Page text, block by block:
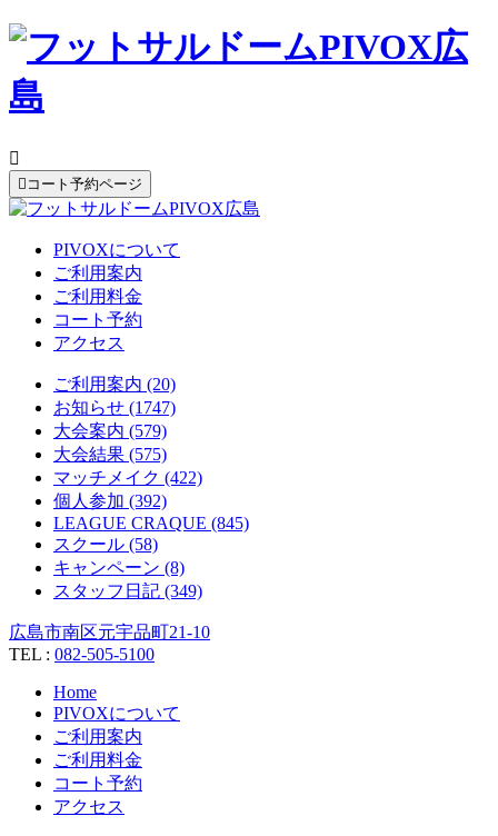

 コート予約ページ
PIVOXについて
ご利用案内
ご利用料金
コート予約
アクセス
ご利用案内 (20)
お知らせ (1747)
大会案内 (579)
大会結果 (575)
マッチメイク (422)
個人参加 (392)
LEAGUE CRAQUE (845)
スクール (58)
キャンペーン (8)
スタッフ日記 (349)
広島市南区元宇品町21-10
TEL : 082-505-5100
Home
PIVOXについて
ご利用案内
ご利用料金
コート予約
アクセス